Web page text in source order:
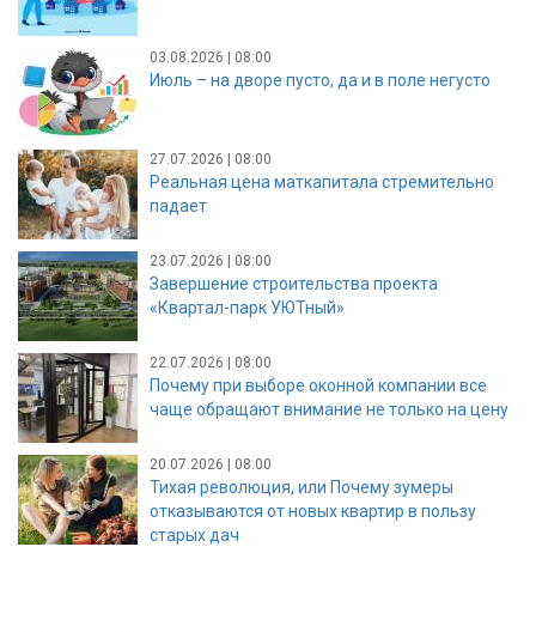
03.08.2026 | 08:00
Июль – на дворе пусто, да и в поле негусто
27.07.2026 | 08:00
Реальная цена маткапитала стремительно
падает
23.07.2026 | 08:00
Завершение строительства проекта
«Квартал-парк УЮТный»
22.07.2026 | 08:00
Почему при выборе оконной компании все
чаще обращают внимание не только на цену
20.07.2026 | 08:00
Тихая революция, или Почему зумеры
отказываются от новых квартир в пользу
старых дач